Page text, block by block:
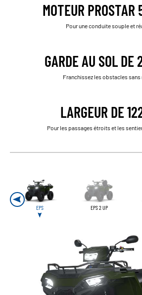
MOTEUR PROSTAR
Pour une conduite souple et
GARDE AU SOL DE
Franchissez les obstacles sans
LARGEUR DE
Pour les passages étroits et les
EPS EPS 2 UP